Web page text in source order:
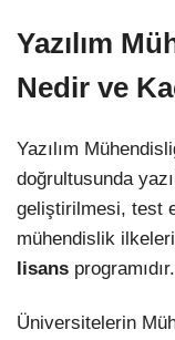
Yazılım
Nedir ve
Yazılım
doğrultusunda
geliştirilmesi, test
mühendislik
lisans programıdır.
Üniversitelerin